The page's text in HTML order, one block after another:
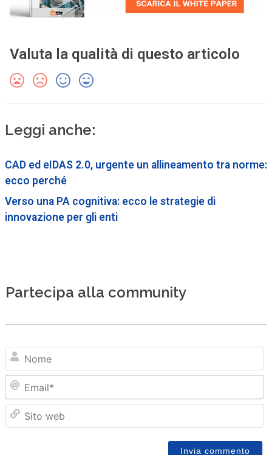
Valuta la qualità di questo articolo
Leggi anche:
CAD ed eIDAS 2.0, urgente un allineamento tra norme:
ecco perché
Verso una PA cognitiva: ecco le strategie di
innovazione per gli enti
Partecipa alla community